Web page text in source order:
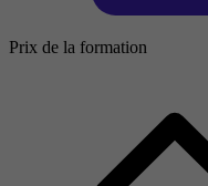
Prix de la formation